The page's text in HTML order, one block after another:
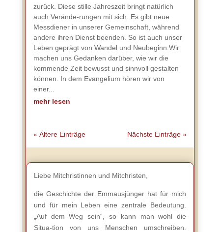
zurück. Diese stille Jahreszeit bringt natürlich
auch Verände-rungen mit sich. Es gibt neue
Messdiener in unserer Gemeinschaft, während
andere ihren Dienst beenden. So ist auch unser
Leben geprägt von Wandel und Neubeginn.Wir
machen uns Gedanken darüber, wie wir die
kommende Zeit bewusst und sinnvoll gestalten
können. In dem Evangelium hören wir von
einer...
mehr lesen
« Ältere Einträge Nächste Einträge »
Liebe Mitchristinnen und Mitchristen,
die Geschichte der Emmausjünger hat für mich
und für mein Leben eine zentrale Bedeutung.
„Auf dem Weg sein“, so kann man wohl die
Situa-tion von uns Menschen umschreiben.